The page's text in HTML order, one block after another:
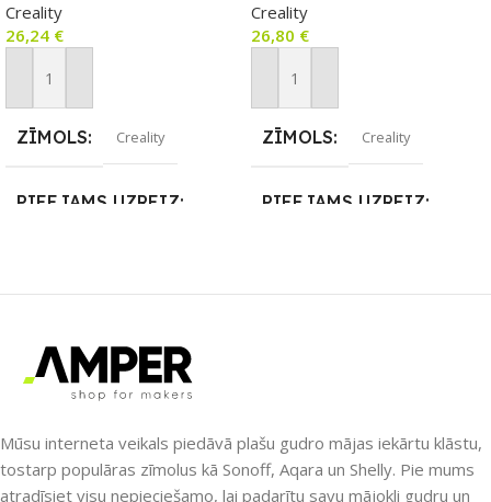
Creality
26,24 €
Pievienot Grozam
ZĪMOLS Creality
PIEEJAMS UZREIZ
SKAITS
Creality
26,80 €
Pievienot Grozam
ZĪMOLS Creality
PIEEJAMS UZREIZ
Mūsu interneta veikals piedāvā plašu gudro mājas iekārtu klāstu,
tostarp populāras zīmolus kā Sonoff, Aqara un Shelly. Pie mums
atradīsiet visu nepieciešamo, lai padarītu savu mājokli gudru un